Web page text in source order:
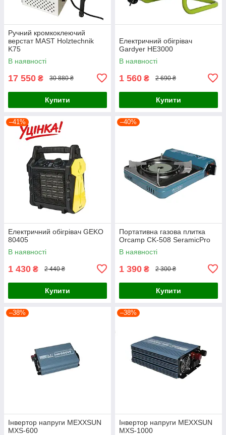
Ручний кромкоклеючий
верстат MAST Holztechnik
K75
В наявності
17 550 ₴ 30 880 ₴
Купити
Електричний обігрівач
Gardyer HE3000
В наявності
1 560 ₴ 2 690 ₴
Купити
–41%
Електричний обігрівач GEKO
80405
В наявності
1 430 ₴ 2 440 ₴
Купити
–40%
Портативна газова плитка
Orcamp CK-508 SeramicPro
В наявності
1 390 ₴ 2 300 ₴
Купити
–38%
Інвертор напруги MEXXSUN
MXS-600
–38%
Інвертор напруги MEXXSUN
MXS-1000